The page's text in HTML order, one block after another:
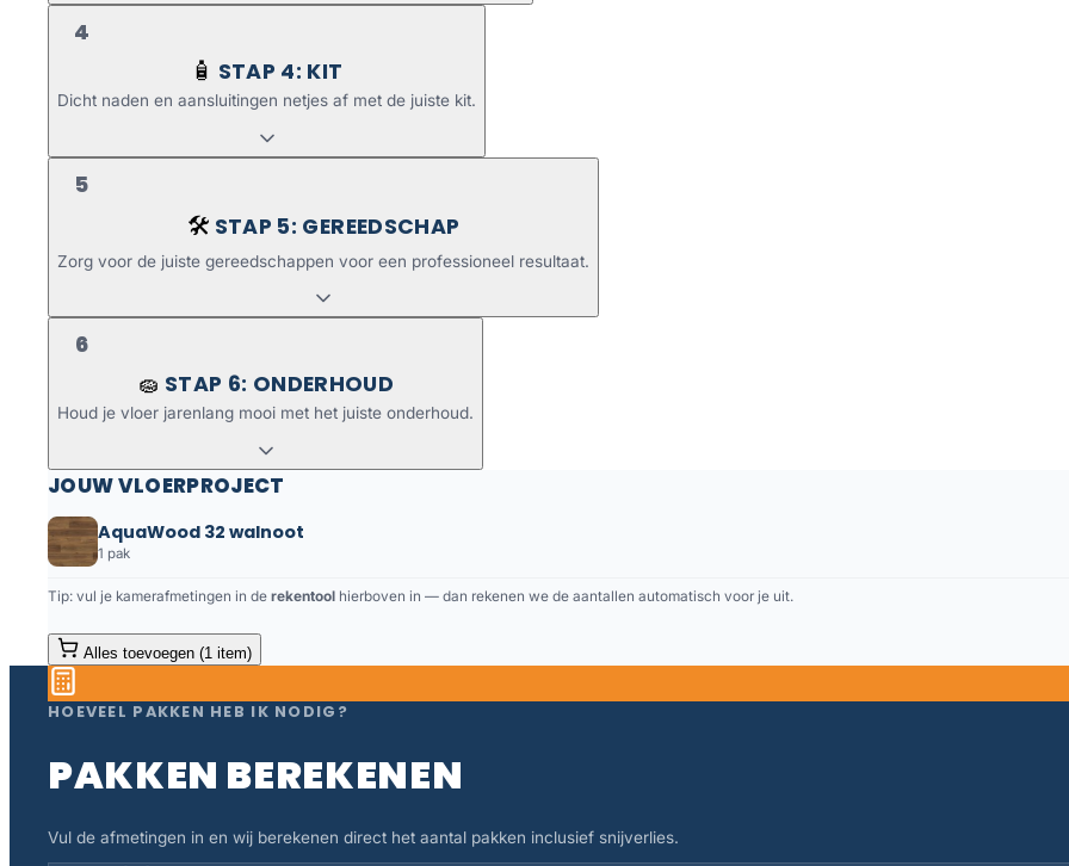
4
🧴 STAP 4: KIT
Dicht naden en aansluitingen netjes af met de juiste kit.
5
🛠️ STAP 5: GEREEDSCHAP
Zorg voor de juiste gereedschappen voor een professioneel resultaat.
6
🧽 STAP 6: ONDERHOUD
Houd je vloer jarenlang mooi met het juiste onderhoud.
JOUW VLOERPROJECT
AquaWood 32 walnoot
1 pak
Tip: vul je kamerafmetingen in de rekentool hierboven in — dan rekenen we de aantallen automatisch voor je uit.
Alles toevoegen (1 item)
HOEVEEL PAKKEN HEB IK NODIG?
PAKKEN BEREKENEN
Vul de afmetingen in en wij berekenen direct het aantal pakken inclusief snijverlies.